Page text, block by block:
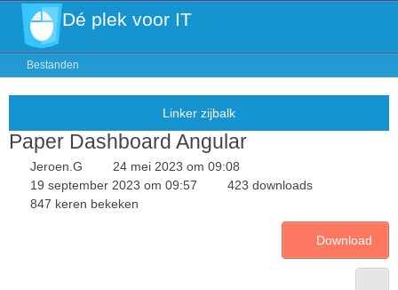
Dé plek voor IT
Bestanden
Paper Dashboard Angular
Jeroen.G
24 mei 2023 om 09:08
19 september 2023 om 09:57
423 downloads
847 keren bekeken
Download